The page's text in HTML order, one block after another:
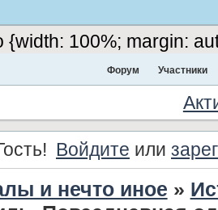
100%; margin:
Форум Участники
Войдите или
и нечто иное »